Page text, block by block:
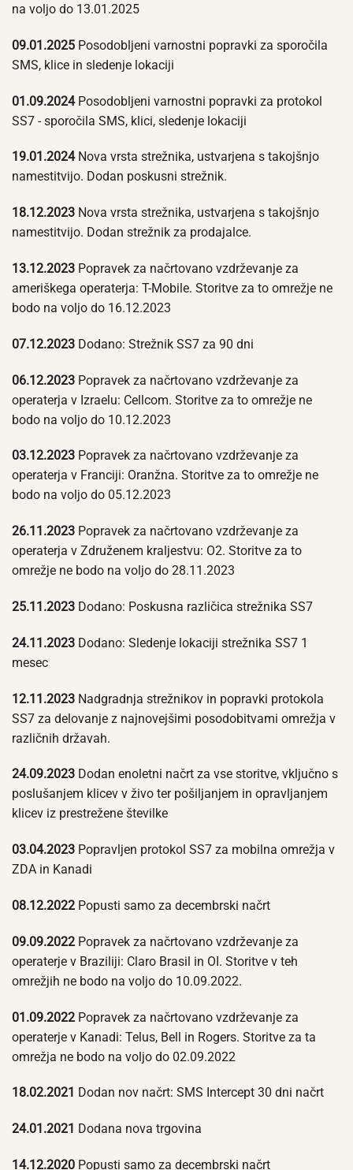
na voljo do 13.01.2025
09.01.2025 Posodobljeni varnostni popravki za sporočila
SMS, klice in sledenje lokaciji
01.09.2024Posodobljeni varnostni popravki za protokol
SS7 - sporočila SMS, klici, sledenje lokaciji
19.01.2024Nova vrsta strežnika, ustvarjena s takojšnjo
namestitvijo. Dodan poskusni strežnik.
18.12.2023 Nova vrsta strežnika, ustvarjena s takojšnjo
namestitvijo. Dodan strežnik za prodajalce.
13.12.2023 Popravek za načrtovano vzdrževanje za
ameriškega operaterja: T-Mobile. Storitve za to omrežje ne
bodo na voljo do 16.12.2023
07.12.2023 Dodano: Strežnik SS7 za 90 dni
06.12.2023 Popravek za načrtovano vzdrževanje za
operaterja v Izraelu: Cellcom. Storitve za to omrežje ne
bodo na voljo do 10.12.2023
03.12.2023 Popravek za načrtovano vzdrževanje za
operaterja v Franciji: Oranžna. Storitve za to omrežje ne
bodo na voljo do 05.12.2023
26.11.2023 Popravek za načrtovano vzdrževanje za
operaterja v Združenem kraljestvu: O2. Storitve za to
omrežje ne bodo na voljo do 28.11.2023
25.11.2023 Dodano: Poskusna različica strežnika SS7
24.11.2023 Dodano: Sledenje lokaciji strežnika SS7 1
mesec
12.11.2023 Nadgradnja strežnikov in popravki protokola
SS7 za delovanje z najnovejšimi posodobitvami omrežja v
različnih državah.
24.09.2023 Dodan enoletni načrt za vse storitve, vključno s
poslušanjem klicev v živo ter pošiljanjem in opravljanjem
klicev iz prestrežene številke
03.04.2023 Popravljen protokol SS7 za mobilna omrežja v
ZDA in Kanadi
08.12.2022 Popusti samo za decembrski načrt
09.09.2022 Popravek za načrtovano vzdrževanje za
operaterje v Braziliji: Claro Brasil in OI. Storitve v teh
omrežjih ne bodo na voljo do 10.09.2022.
01.09.2022 Popravek za načrtovano vzdrževanje za
operaterje v Kanadi: Telus, Bell in Rogers. Storitve za ta
omrežja ne bodo na voljo do 02.09.2022
18.02.2021 Dodan nov načrt: SMS Intercept 30 dni načrt
24.01.2021 Dodana nova trgovina
14.12.2020 Popusti samo za decembrski načrt